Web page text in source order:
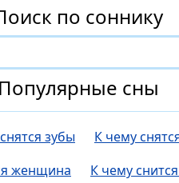
по соннику
Популярные сны
зубы
К чему
женщина
К чему